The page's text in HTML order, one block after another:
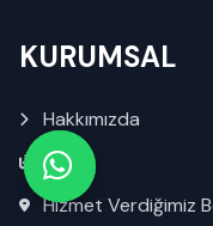
KURUMSAL
Hakkımızda
Blog
Hizmet Verdiğimiz